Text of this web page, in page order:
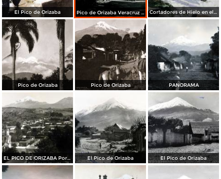
El Pico de Orizaba Pico de Orizaba Veracruz Mexico Cortadores de Hielo en el Pico de Orizaba (Volcan Citlaltepetl) Veracruz
Pico de Orizaba Pico de Orizaba PANORAMA
EL PICO DE ORIZABA Por el fotografo Hugo Brehme El Pico de Orizaba El Pico de Orizaba